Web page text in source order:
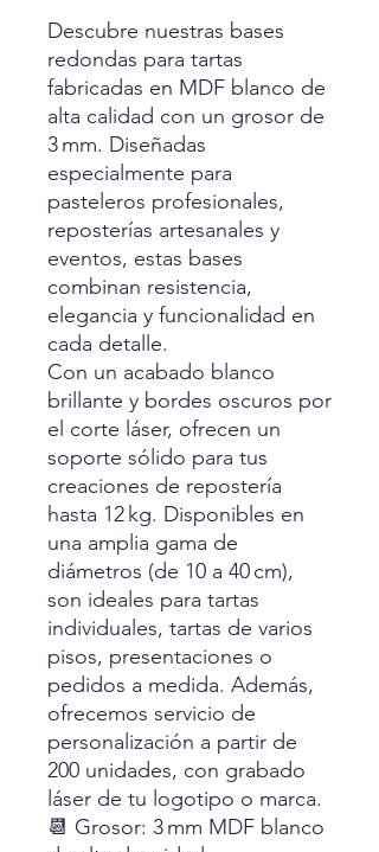
Descubre nuestras bases
redondas para tartas
fabricadas en MDF blanco de
alta calidad con un grosor de
3 mm. Diseñadas
especialmente para
pasteleros profesionales,
reposterías artesanales y
eventos, estas bases
combinan resistencia,
elegancia y funcionalidad en
cada detalle.
Con un acabado blanco
brillante y bordes oscuros por
el corte láser, ofrecen un
soporte sólido para tus
creaciones de repostería
hasta 12 kg. Disponibles en
una amplia gama de
diámetros (de 10 a 40 cm),
son ideales para tartas
individuales, tartas de varios
pisos, presentaciones o
pedidos a medida. Además,
ofrecemos servicio de
personalización a partir de
200 unidades, con grabado
láser de tu logotipo o marca.
📆 Grosor: 3 mm MDF blanco